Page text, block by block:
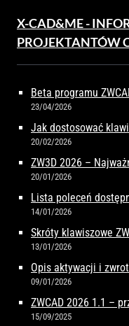
X-CAD&ME -
PROJEKTANTÓW
Beta programu
23/04/2026
Jak dostosować
20/02/2026
ZW3D 2026 –
20/01/2026
Lista poleceń
14/01/2026
Skróty klawiszowe
13/01/2026
Opis aktywacji i
09/01/2026
ZWCAD 2026 1.1 –
15/09/2025